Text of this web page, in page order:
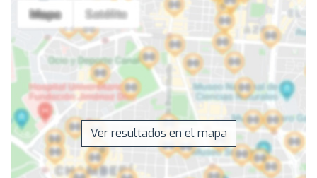
Ver resultados en el mapa